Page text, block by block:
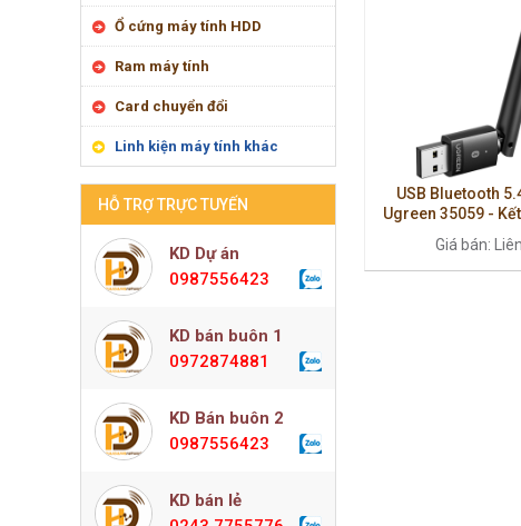
Ổ cứng máy tính HDD
Ram máy tính
Card chuyển đổi
Linh kiện máy tính khác
HỖ TRỢ TRỰC TUYẾN
KD Dự án
0987556423
KD bán buôn 1
0972874881
KD Bán buôn 2
0987556423
KD bán lẻ
USB Bluetooth
Ugreen 35059 -
Giá bán: